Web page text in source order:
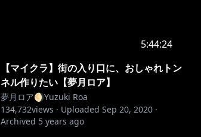
5:44:24
【マイクラ】街の入り口に、おしゃれトン
ネル作りたい【夢月ロア】
夢月ロア🌖Yuzuki Roa
134,732views · Uploaded Sep 20, 2020 ·
Archived 5 years ago